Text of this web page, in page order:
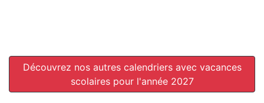
Découvrez nos autres calendriers avec vacances
scolaires pour l'année 2027